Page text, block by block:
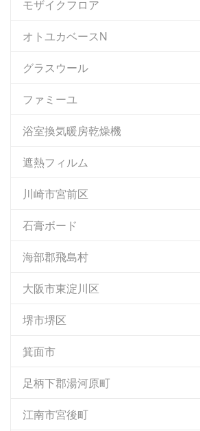
モザイクフロア
オトユカベースN
グラスウール
ファミーユ
浴室換気暖房乾燥機
遮熱フィルム
川崎市宮前区
石膏ボード
海部郡飛島村
大阪市東淀川区
堺市堺区
箕面市
足柄下郡湯河原町
江南市宮後町